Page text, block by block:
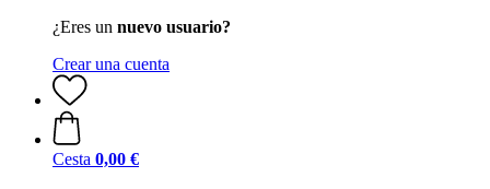
¿Eres un nuevo usuario?
Crear una cuenta
Cesta 0,00 €